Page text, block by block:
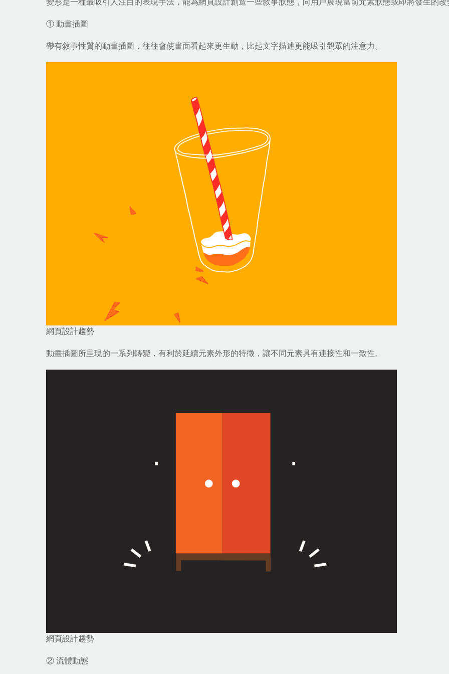
變形是一種最吸引人注目的表現手法，能為網頁設計創造一些敘事狀態，向用戶展現當前元素狀態或即將發生的改
① 動畫插圖
帶有敘事性質的動畫插圖，往往會使畫面看起來更生動，比起文字描述更能吸引觀眾的注意力。
網頁設計趨勢
動畫插圖所呈現的一系列轉變，有利於延續元素外形的特徵，讓不同元素具有連接性和一致性。
網頁設計趨勢
② 流體動態